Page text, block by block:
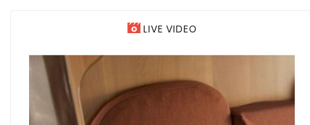
LIVE VIDEO